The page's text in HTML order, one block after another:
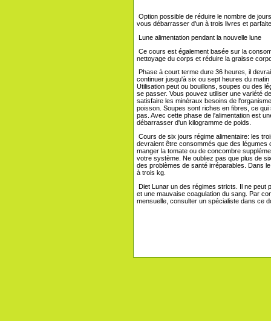
Option possible de réduire le nombre de
vous débarrasser d'un à trois livres et
Lune alimentation pendant la nouvelle lune
Ce cours est également basée sur la
nettoyage du corps et réduire la graisse
Phase à court terme dure 36 heures, il
continuer jusqu'à six ou sept heures du
Utilisation peut ou bouillons, soupes ou des
se passer. Vous pouvez utiliser une variété
satisfaire les minéraux besoins de
poisson. Soupes sont riches en fibres, ce
pas. Avec cette phase de l'alimentation est
débarrasser d'un kilogramme de poids.
Cours de six jours régime alimentaire: les
devraient être consommés que des
manger la tomate ou de concombre
votre système. Ne oubliez pas que plus de
des problèmes de santé irréparables. Dans
à trois kg.
Diet Lunar un des régimes stricts. Il ne peut
et une mauvaise coagulation du sang. Par
mensuelle, consulter un spécialiste dans ce